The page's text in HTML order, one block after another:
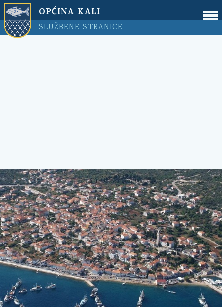
OPĆINA KALI
SLUŽBENE STRANICE